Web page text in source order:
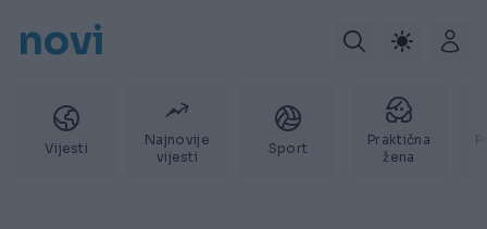
novi
Vijesti
Najnovije
vijesti
Sport
Praktična
žena